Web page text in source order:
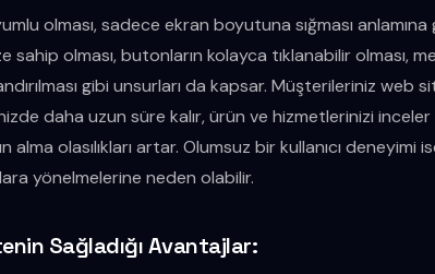
olması, sadece ekran boyutuna sığması anlamına
sahip olması, butonların kolayca tıklanabilir olması,
gibi unsurları da kapsar. Müşterileriniz web
daha uzun süre kalır, ürün ve hizmetlerinizi
alma olasılıkları artar. Olumsuz bir kullanıcı deneyimi
yönelmelerine neden olabilir.
Sağladığı Avantajlar: